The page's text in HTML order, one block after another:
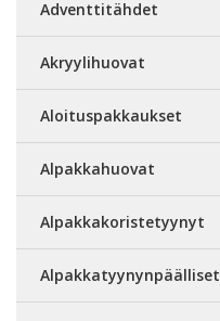
Adventtitähdet
Akryylihuovat
Aloituspakkaukset
Alpakkahuovat
Alpakkakoristetyynyt
Alpakkatyynynpäälliset